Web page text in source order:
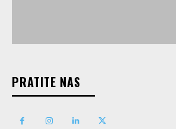
PRATITE NAS